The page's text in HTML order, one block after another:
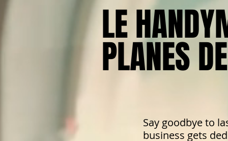
LE
PLANES
LE
PLANES
Say goodbye to
business gets